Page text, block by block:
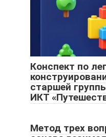
Конспект по
старшей
ИКТ
Метод трех